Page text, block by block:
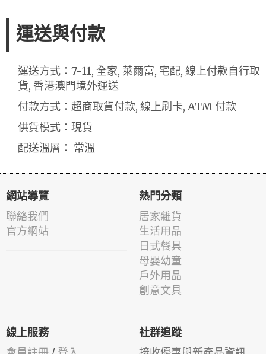
運送與付款
運送方式：7-11, 全家, 萊爾富, 宅配, 線上付款自行取
貨, 香港澳門境外運送
付款方式：超商取貨付款, 線上刷卡, ATM 付款
供貨模式：現貨
配送溫層： 常溫
網站導覽
聯絡我們
官方網站
熱門分類
居家雜貨
生活用品
日式餐具
母嬰幼童
戶外用品
創意文具
線上服務 社群追蹤